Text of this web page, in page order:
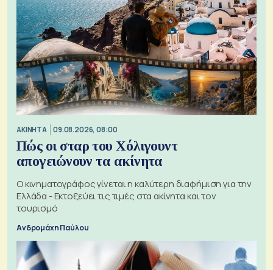
ΑΚΙΝΗΤΑ 09.08.2026, 08:00
Πώς οι σταρ του Χόλιγουντ
απογειώνουν τα ακίνητα
Ο κινηματογράφος γίνεται η καλύτερη διαφήμιση για την
Ελλάδα - Εκτοξεύει τις τιμές στα ακίνητα και τον
τουρισμό
Ανδρομάχη Παύλου